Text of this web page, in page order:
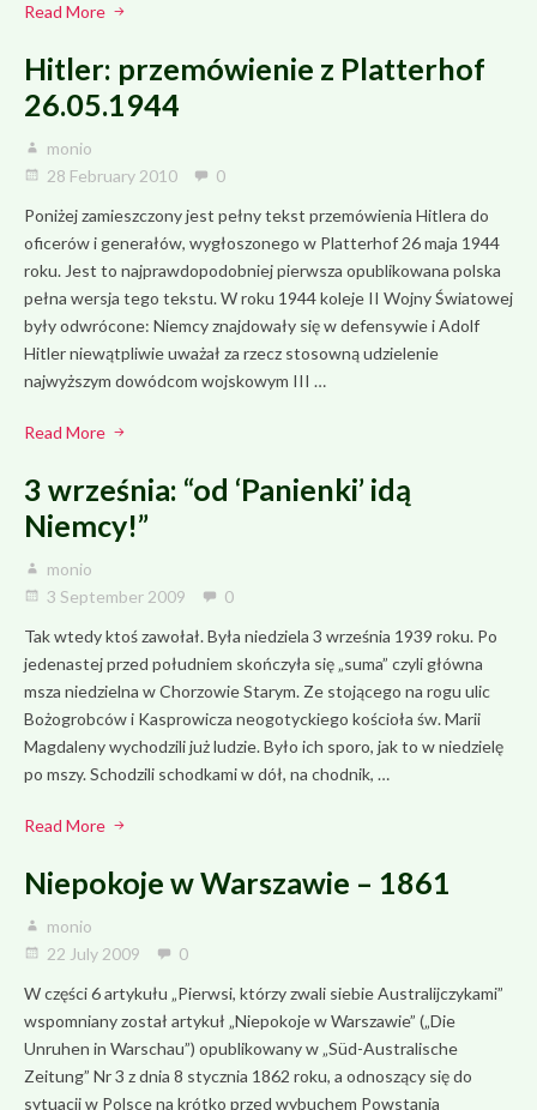
Read More
Hitler: przemówienie z Platterhof
26.05.1944
monio
28 February 2010
0
Poniżej zamieszczony jest pełny tekst przemówienia Hitlera do
oficerów i generałów, wygłoszonego w Platterhof 26 maja 1944
roku. Jest to najprawdopodobniej pierwsza opublikowana polska
pełna wersja tego tekstu. W roku 1944 koleje II Wojny Światowej
były odwrócone: Niemcy znajdowały się w defensywie i Adolf
Hitler niewątpliwie uważał za rzecz stosowną udzielenie
najwyższym dowódcom wojskowym III …
Read More
3 września: “od ‘Panienki’ idą
Niemcy!”
monio
3 September 2009
0
Tak wtedy ktoś zawołał. Była niedziela 3 września 1939 roku. Po
jedenastej przed południem skończyła się „suma” czyli główna
msza niedzielna w Chorzowie Starym. Ze stojącego na rogu ulic
Bożogrobców i Kasprowicza neogotyckiego kościoła św. Marii
Magdaleny wychodzili już ludzie. Było ich sporo, jak to w niedzielę
po mszy. Schodzili schodkami w dół, na chodnik, …
Read More
Niepokoje w Warszawie – 1861
monio
22 July 2009
0
W części 6 artykułu „Pierwsi, którzy zwali siebie Australijczykami”
wspomniany został artykuł „Niepokoje w Warszawie” („Die
Unruhen in Warschau”) opublikowany w „Süd-Australische
Zeitung” Nr 3 z dnia 8 stycznia 1862 roku, a odnoszący się do
sytuacji w Polsce na krótko przed wybuchem Powstania